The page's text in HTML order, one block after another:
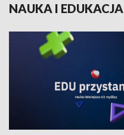
NAUKA I EDUKACJA